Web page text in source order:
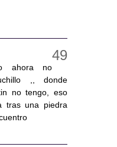
ahora no
,, donde
no tengo, eso
tras una piedra